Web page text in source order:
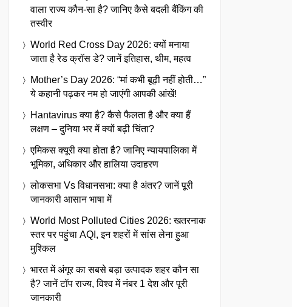
वाला राज्य कौन-सा है? जानिए कैसे बदली बैंकिंग की
तस्वीर
World Red Cross Day 2026: क्यों मनाया
जाता है रेड क्रॉस डे? जानें इतिहास, थीम, महत्व
Mother’s Day 2026: “मां कभी बूढ़ी नहीं होती…”
ये कहानी पढ़कर नम हो जाएंगी आपकी आंखें!
Hantavirus क्या है? कैसे फैलता है और क्या हैं
लक्षण – दुनिया भर में क्यों बढ़ी चिंता?
एमिकस क्यूरी क्या होता है? जानिए न्यायपालिका में
भूमिका, अधिकार और हालिया उदाहरण
लोकसभा Vs विधानसभा: क्या है अंतर? जानें पूरी
जानकारी आसान भाषा में
World Most Polluted Cities 2026: खतरनाक
स्तर पर पहुंचा AQI, इन शहरों में सांस लेना हुआ
मुश्किल
भारत में अंगूर का सबसे बड़ा उत्पादक शहर कौन सा
है? जानें टॉप राज्य, विश्व में नंबर 1 देश और पूरी
जानकारी